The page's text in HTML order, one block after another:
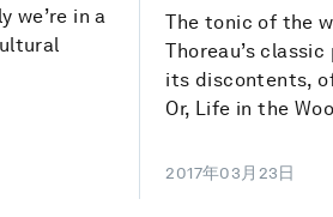
we’re in a
The tonic of the
Thoreau’s
its discontents,
Or, Life in the
2017年03月23日